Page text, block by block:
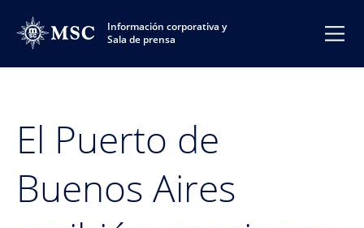
Información corporativa y
Sala de prensa
El Puerto de
Buenos Aires